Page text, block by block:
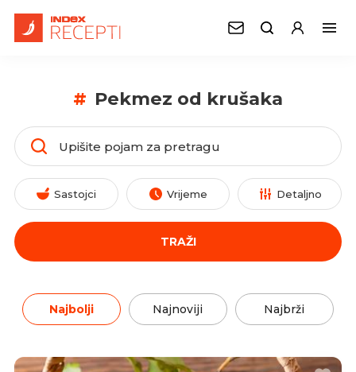
# Pekmez od krušaka
Sastojci Vrijeme Detaljno
TRAŽI
Najbolji Najnoviji Najbrži